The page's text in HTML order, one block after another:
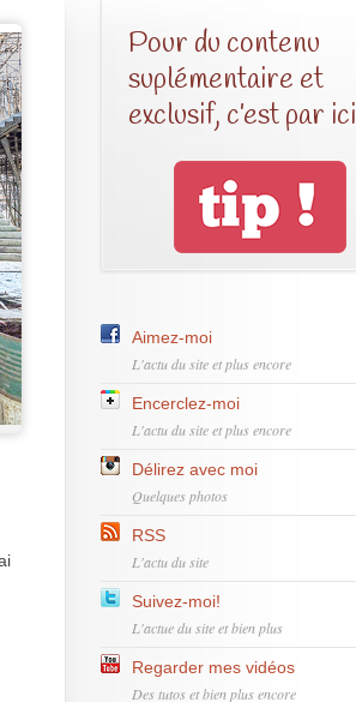
Pour du contenu
suplémentaire et
exclusif, c’est par ici
Aimez-moi
L'actu du site et plus encore
Encerclez-moi
L'actu du site et plus encore
Délirez avec moi
Quelques photos
RSS
L'actu du site
Suivez-moi!
L'actue du site et bien plus
Regarder mes vidéos
Des tutos et bien plus encore